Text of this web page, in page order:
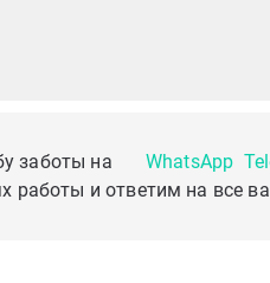
заботы на WhatsApp
работы и ответим на все